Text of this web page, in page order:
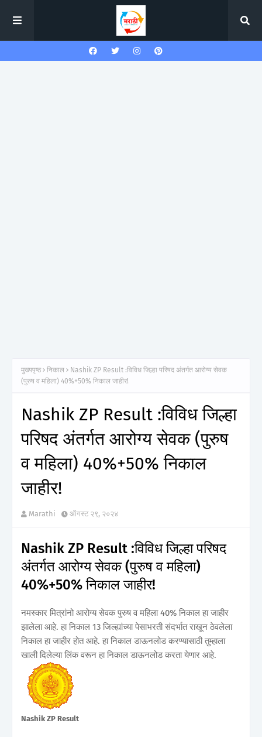
मुख्यपृष्ठ निकाल
Nashik ZP Result :विविध जिल्हा परिषद अंतर्गत आरोग्य सेवक
(पुरुष व महिला) 40%+50% निकाल जाहीर!
Nashik ZP Result :विविध जिल्हा
परिषद अंतर्गत आरोग्य सेवक (पुरुष
व महिला) 40%+50% निकाल
जाहीर!
Marathi ऑगस्ट २९, २०२४
Nashik ZP Result :विविध जिल्हा परिषद
अंतर्गत आरोग्य सेवक (पुरुष व महिला)
40%+50% निकाल जाहीर!
नमस्कार मित्रांनो आरोग्य सेवक पुरुष व महिला 40% निकाल हा जाहीर
झालेला आहे. हा निकाल 13 जिल्ह्यांच्या पेसाभरती संदर्भात राखून ठेवलेला
निकाल हा जाहीर होत आहे. हा निकाल डाऊनलोड करण्यासाठी तुम्हाला
खाली दिलेल्या लिंक वरून हा निकाल डाऊनलोड करता येणार आहे.
Nashik ZP Result